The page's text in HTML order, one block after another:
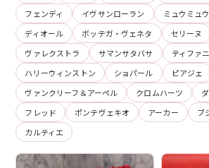
フェンディ
イヴサンローラン ミュウミュウ
ディオール
ボッテガ・ヴェネタ セリーヌ
ヴァレクストラ
サマンサタバサ
ティファ
ハリーウィンストン
ショパール
ピアジェ
ヴァンクリーフ＆アーペル
クロムハーツ
フレッド
ポンテヴェキオ アーカー ブ
カルティエ